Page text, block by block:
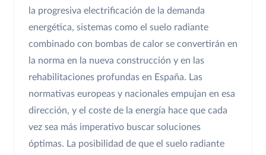
la progresiva electrificación de la demanda
energética, sistemas como el suelo radiante
combinado con bombas de calor se convertirán en
la norma en la nueva construcción y en las
rehabilitaciones profundas en España. Las
normativas europeas y nacionales empujan en esa
dirección, y el coste de la energía hace que cada
vez sea más imperativo buscar soluciones
óptimas. La posibilidad de que el suelo radiante